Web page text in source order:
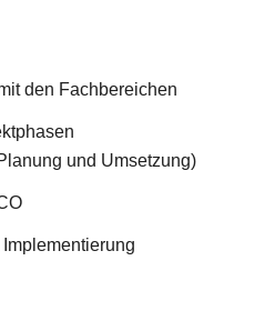
den Fachbereichen
und Umsetzung)